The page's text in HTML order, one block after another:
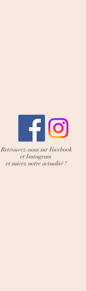
Retrouvez-nous sur Facebook
et Instagram
et suivez notre actualité !